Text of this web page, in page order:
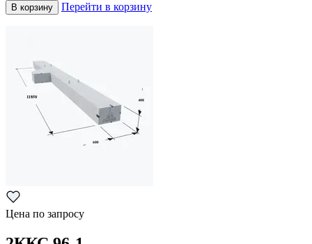
В корзину Перейти в корзину
Цена по запросу